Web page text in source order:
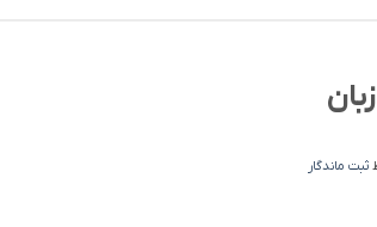
ثبت ماندگار